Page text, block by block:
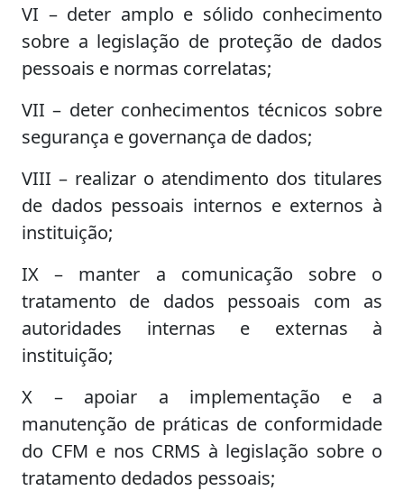
VI – deter amplo e sólido conhecimento
sobre a legislação de proteção de dados
pessoais e normas correlatas;
VII – deter conhecimentos técnicos sobre
segurança e governança de dados;
VIII – realizar o atendimento dos titulares
de dados pessoais internos e externos à
instituição;
IX – manter a comunicação sobre o
tratamento de dados pessoais com as
autoridades internas e externas à
instituição;
X – apoiar a implementação e a
manutenção de práticas de conformidade
do CFM e nos CRMS à legislação sobre o
tratamento dedados pessoais;